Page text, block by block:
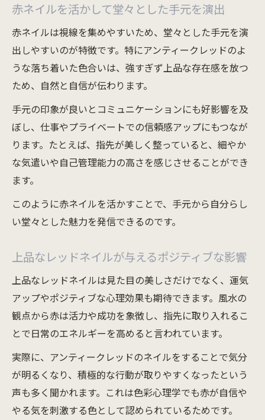
赤ネイルを活かして堂々とした手元を演出
赤ネイルは視線を集めやすいため、堂々とした手元を演
出しやすいのが特徴です。特にアンティークレッドのよ
うな落ち着いた色合いは、強すぎず上品な存在感を放つ
ため、自然と自信が伝わります。
手元の印象が良いとコミュニケーションにも好影響を及
ぼし、仕事やプライベートでの信頼感アップにもつなが
ります。たとえば、指先が美しく整っていると、細やか
な気遣いや自己管理能力の高さを感じさせることができ
ます。
このように赤ネイルを活かすことで、手元から自分らし
い堂々とした魅力を発信できるのです。
上品なレッドネイルが与えるポジティブな影響
上品なレッドネイルは見た目の美しさだけでなく、運気
アップやポジティブな心理効果も期待できます。風水の
観点から赤は活力や成功を象徴し、指先に取り入れるこ
とで日常のエネルギーを高めると言われています。
実際に、アンティークレッドのネイルをすることで気分
が明るくなり、積極的な行動が取りやすくなったという
声も多く聞かれます。これは色彩心理学でも赤が自信や
やる気を刺激する色として認められているためです。